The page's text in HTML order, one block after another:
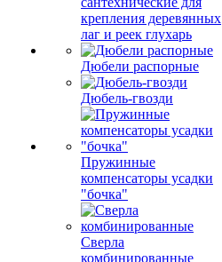
крепления деревянных
лаг и реек глухарь
Дюбели распорные
Дюбель-гвозди
Пружинные
компенсаторы усадки
"бочка"
Сверла
комбинированные